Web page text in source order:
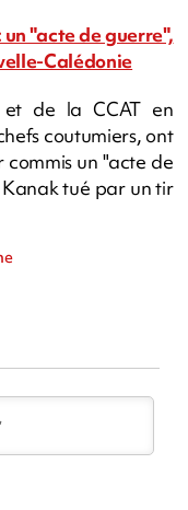
"acte de guerre",
Calédonie
et de la CCAT en
coutumiers, ont
commis un "acte de
tué par un tir